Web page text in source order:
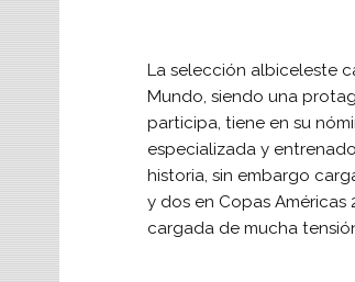
La selección albiceleste
Mundo, siendo una
participa, tiene en su
especializada y
historia, sin embargo
y dos en Copas Américas
cargada de mucha